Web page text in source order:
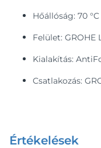
Hőállóság: 70 °C
Felület: GROHE
Kialakítás:
Csatlakozás:
Értékelések